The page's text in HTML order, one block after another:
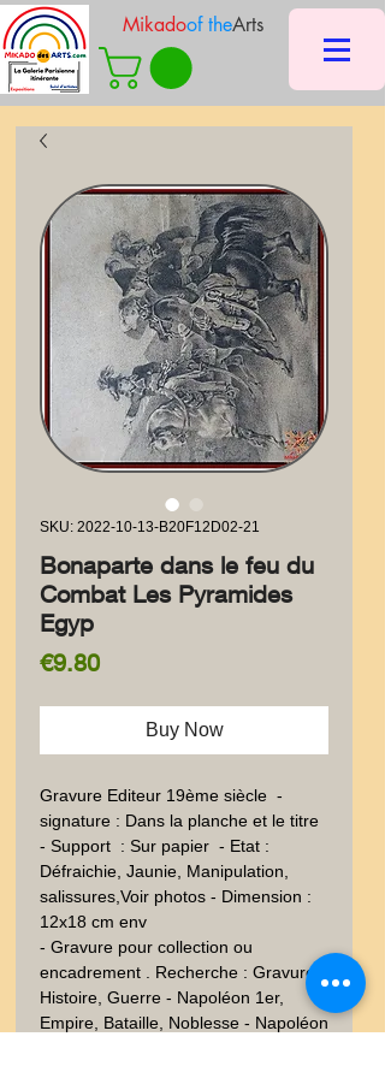
Mikadoof theArts
SKU: 2022-10-13-B20F12D02-21
Bonaparte dans le feu du
Combat Les Pyramides
Egyp
€9.80Price
Buy Now
Gravure Editeur 19ème siècle  -
signature : Dans la planche et le titre
- Support  : Sur papier  - Etat :
Défraichie, Jaunie, Manipulation,
salissures,Voir photos - Dimension :
12x18 cm env
- Gravure pour collection ou
encadrement . Recherche : Gravure -
Histoire, Guerre - Napoléon 1er,
Empire, Bataille, Noblesse - Napoléon